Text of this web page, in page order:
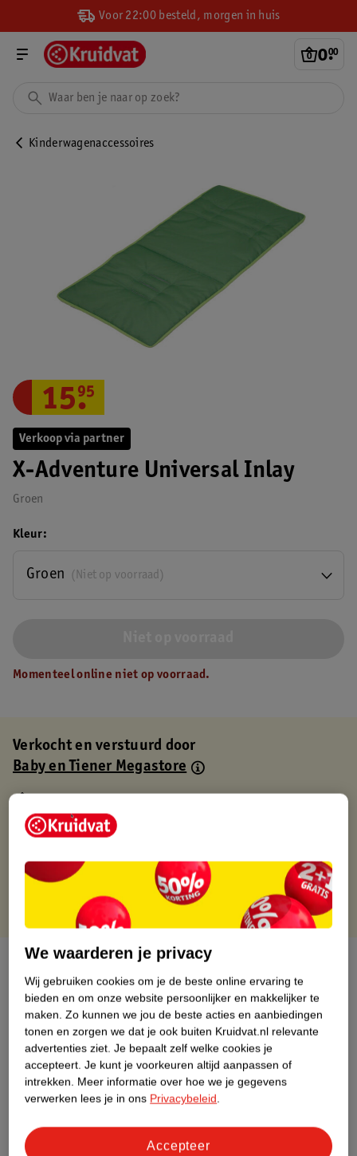
Voor 22:00 besteld, morgen in huis
0.
00
Kinderwagenaccessoires
Verkoop via partner
X-Adventure Universal Inlay
Groen
15.
95
Kleur
(Niet op voorraad)
Groen
Momenteel online niet op voorraad.
Verkocht en verstuurd door
Baby en Tiener Megastore
Gratis thuisbezorgd
Gratis retourneren via verkooppartner.
Over dit product
Productinformatie
Nature Impact Score
Dit product heeft (nog) geen Nature
Impact Score.
Meer informatie
We waarderen je privacy
Wij gebruiken cookies om je de beste online ervaring te
bieden en om onze website persoonlijker en makkelijker te
maken. Zo kunnen we jou de beste acties en aanbiedingen
tonen en zorgen we dat je ook buiten Kruidvat.nl relevante
advertenties ziet. Je bepaalt zelf welke cookies je
accepteert. Je kunt je voorkeuren altijd aanpassen of
intrekken. Meer informatie over hoe we je gegevens
verwerken lees je in ons Privacybeleid.
Accepteer